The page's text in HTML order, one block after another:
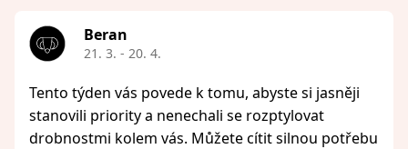
Beran
21. 3. - 20. 4.
Tento týden vás povede k tomu, abyste si jasněji
stanovili priority a nenechali se rozptylovat
drobnostmi kolem vás. Můžete cítit silnou potřebu